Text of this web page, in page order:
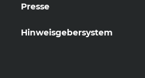
Presse
Hinweisgebersystem